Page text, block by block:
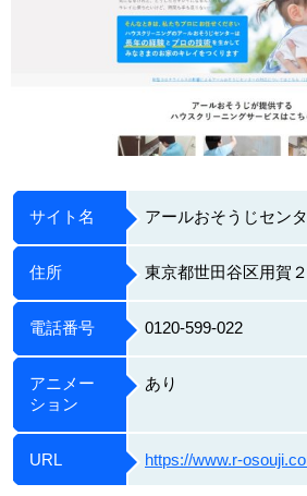
サイト名 アールおそうじセン
住所 東京都世田谷区用賀
電話番号 0120-599-022
アニメー
ション
あり
URL https://www.r-